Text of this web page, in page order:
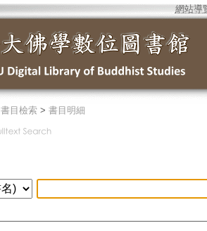
網站導
書目檢索> 書目明細